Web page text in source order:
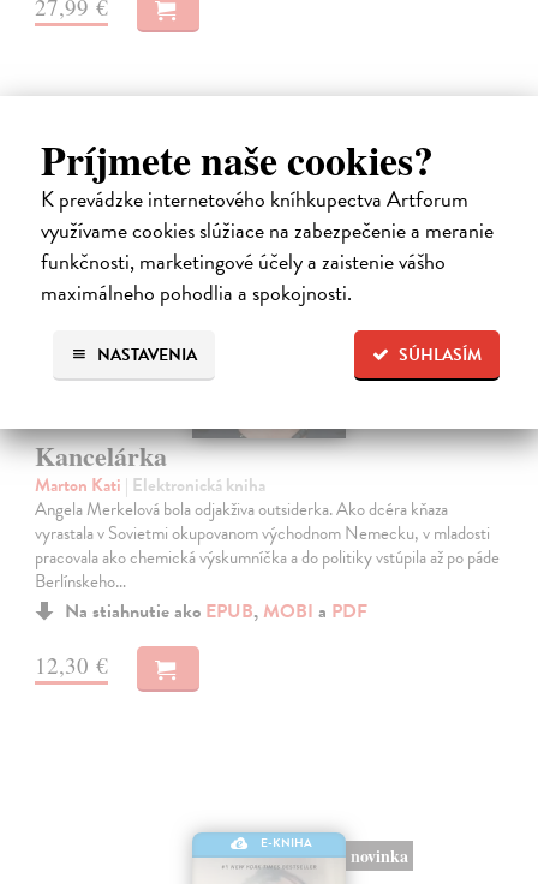
Príjmete naše cookies?
K prevádzke internetového kníhkupectva Artforum
využívame cookies slúžiace na zabezpečenie a meranie
funkčnosti, marketingové účely a zaistenie vášho
maximálneho pohodlia a spokojnosti.
SÚHLASÍM
NASTAVENIA
27,99 €
Kancelárka
Marton Kati | Elektronická kniha
Angela Merkelová bola odjakživa outsiderka. Ako dcéra kňaza
vyrastala v Sovietmi okupovanom východnom Nemecku, v mladosti
pracovala ako chemická výskumníčka a do politiky vstúpila až po páde
Berlínskeho…
Na stiahnutie ako EPUB, MOBI a PDF
12,30 €
E-KNIHA
novinka